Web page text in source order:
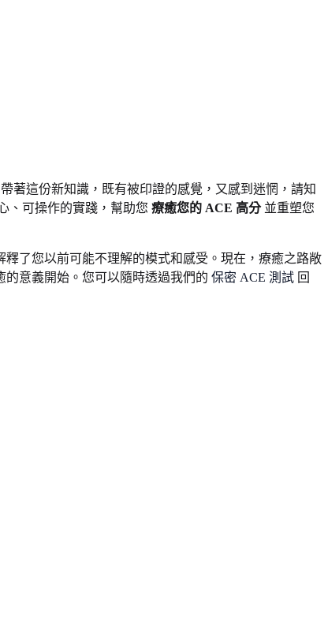
著這份新知識，既有被印證的感覺，又感到迷惘，請知
、可操作的實踐，幫助您 療癒您的 ACE 高分並重塑您
了您以前可能不理解的模式和感受。現在，療癒之路敞
意義開始。您可以隨時透過我們的 保密 ACE 測試 回